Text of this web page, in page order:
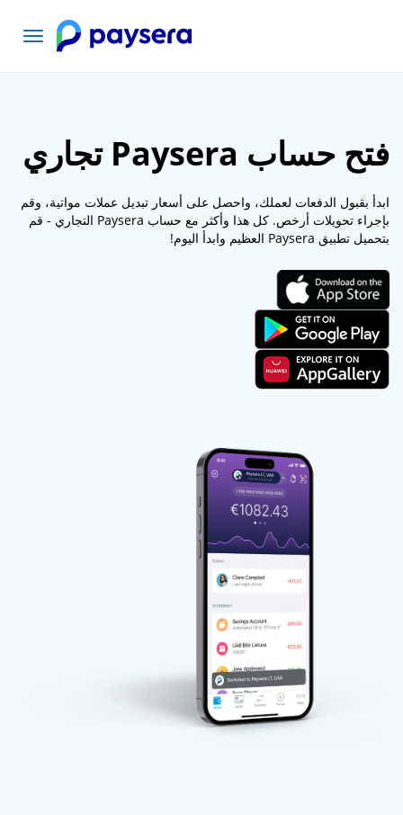
تبديل
التنقل
فتح حساب Paysera تجاري
ابدأ بقبول الدفعات لعملك، واحصل على أسعار تبديل عملات مواتية، وقم
بإجراء تحويلات أرخص. كل هذا وأكثر مع حساب Paysera التجاري - قم
بتحميل تطبيق Paysera العظيم وابدأ اليوم!